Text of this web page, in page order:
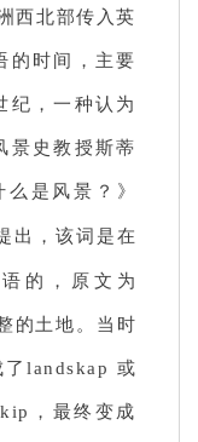
西北部传入英
的时间，主要
纪，一种认为
景史教授斯蒂
么是风景？》
出，该词是在
的，原文为
的土地。当时
了landskap 或
，最终变成